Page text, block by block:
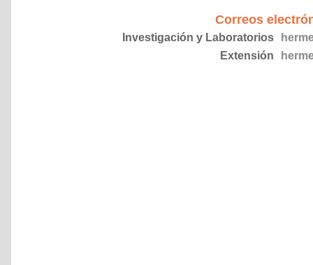
Correos
Investigación y Laboratorios
Extensión